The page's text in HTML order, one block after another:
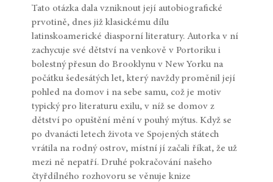
Tato otázka dala vzniknout její autobiografické
prvotině, dnes již klasickému dílu
latinskoamerické diasporní literatury. Autorka v ní
zachycuje své dětství na venkově v Portoriku i
bolestný přesun do Brooklynu v New Yorku na
počátku šedesátých let, který navždy proměnil její
pohled na domov i na sebe samu, což je motiv
typický pro literaturu exilu, v níž se domov z
dětství po opuštění mění v pouhý mýtus. Když se
po dvanácti letech života ve Spojených státech
vrátila na rodný ostrov, místní jí začali říkat, že už
mezi ně nepatří. Druhé pokračování našeho
čtyřdílného rozhovoru se věnuje knize